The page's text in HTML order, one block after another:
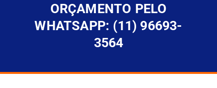
ORÇAMENTO PELO
WHATSAPP: (11) 96693-
3564